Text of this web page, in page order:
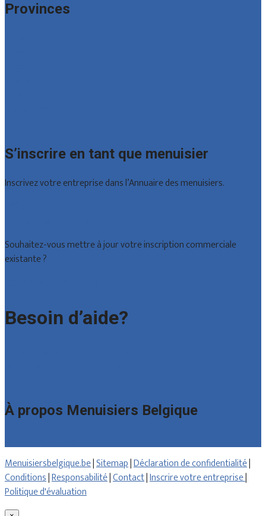
Provinces
S’inscrire en tant que menuisier
Inscrivez votre entreprise dans l’Annuaire des menuisiers.
Souhaitez-vous mettre à jour votre inscription commerciale
existante ?
Besoin d’aide?
À propos Menuisiers Belgique
Menuisiersbelgique.be|Sitemap|Déclaration de confidentialité|
Conditions|Responsabilité|Contact|Inscrire votre entreprise|
Politique d'évaluation